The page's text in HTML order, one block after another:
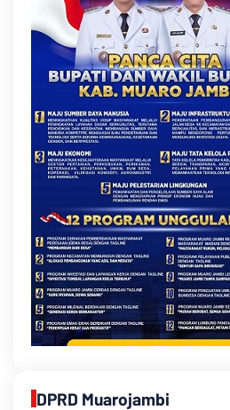
DPRD Muarojambi